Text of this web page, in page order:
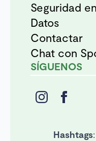
Seguridad
Datos
Contactar
Chat con
SÍGUENOS
Hashtags